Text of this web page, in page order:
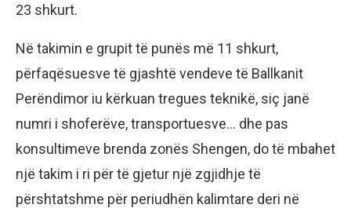
23 shkurt.
Në takimin e grupit të punës më 11 shkurt,
përfaqësuesve të gjashtë vendeve të Ballkanit
Perëndimor iu kërkuan tregues teknikë, siç janë
numri i shoferëve, transportuesve… dhe pas
konsultimeve brenda zonës Shengen, do të mbahet
një takim i ri për të gjetur një zgjidhje të
përshtatshme për periudhën kalimtare deri në